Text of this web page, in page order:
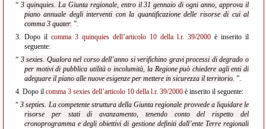
“ 3 quinquies. La Giunta regionale, entro il 31 gennaio di ogni anno, approva il
piano annuale degli interventi con la quantificazione delle risorse di cui al
comma 3 quater. ”.
3. Dopo il comma 3 quinquies dell’articolo 10 della l.r. 39/2000 è inserito il
seguente:
“ 3 sexies. Qualora nel corso dell’anno si verifichino gravi processi di degrado o
per motivi di pubblica utilità o incolumità, la Regione può chiedere agli enti di
adeguare il piano alle nuove esigenze per mettere in sicurezza il territorio. ”.
4. Dopo il comma 3 sexies dell’articolo 10 della l.r. 39/2000 è inserito il seguente:
“3 septies. La competente struttura della Giunta regionale provvede a liquidare le
risorse per stati di avanzamento, tenendo conto del rispetto del
cronoprogramma e degli obiettivi di gestione definiti dall’ente Terre regionali